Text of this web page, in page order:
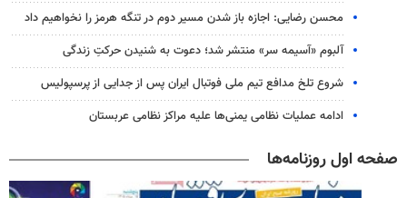
محسن رضایی: اجازه باز شدن مسیر دوم در تنگه هرمز را نخواهیم داد
آلبوم «آسیمه سر» منتشر شد؛ دعوت به شنیدن حرکتِ زندگی
شروع تلخ مدافع تیم ملی فوتبال ایران پس از جدایی از پرسپولیس
ادامه عملیات نظامی یمنی‌ها علیه مراکز نظامی عربستان
صفحه اول روزنامه‌ها